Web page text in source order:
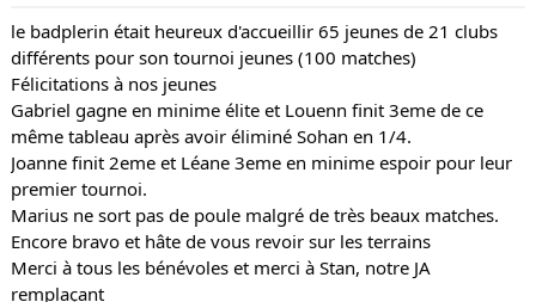
le badplerin était heureux d'accueillir 65 jeunes de 21 clubs
différents pour son tournoi jeunes (100 matches)
Félicitations à nos jeunes
Gabriel gagne en minime élite et Louenn finit 3eme de ce
même tableau après avoir éliminé Sohan en 1/4.
Joanne finit 2eme et Léane 3eme en minime espoir pour leur
premier tournoi.
Marius ne sort pas de poule malgré de très beaux matches.
Encore bravo et hâte de vous revoir sur les terrains
Merci à tous les bénévoles et merci à Stan, notre JA
remplaçant